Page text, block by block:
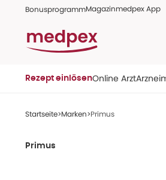
BonusprogrammMagazinmedpex App
Rezept einlösenOnline Arzt
Startseite Marken Primus
Primus